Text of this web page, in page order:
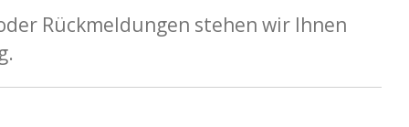
Rückmeldungen stehen wir Ihnen